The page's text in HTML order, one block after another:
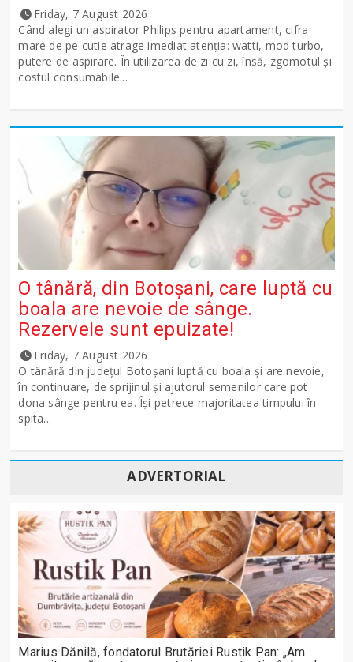
Friday, 7 August 2026
Când alegi un aspirator Philips pentru apartament, cifra
mare de pe cutie atrage imediat atenția: watti, mod turbo,
putere de aspirare. În utilizarea de zi cu zi, însă, zgomotul și
costul consumabile...
O tânără, din Botoșani, care luptă cu
boala are nevoie de sânge.
Rezervele sunt epuizate!
Friday, 7 August 2026
O tânără din județul Botoșani luptă cu boala și are nevoie,
în continuare, de sprijinul și ajutorul semenilor care pot
dona sânge pentru ea. Își petrece majoritatea timpului în
spita...
ADVERTORIAL
Marius Dănilă, fondatorul Brutăriei Rustik Pan: „Am